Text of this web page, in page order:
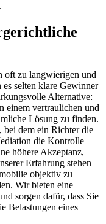
oft zu langwierigen und
selten klare Gewinner
Alternative:
einem vertraulichen und
Lösung zu finden.
bei dem ein Richter die
die Kontrolle
höhere Akzeptanz,
Erfahrung stehen
objektiv zu
Wir bieten eine
sorgen dafür, dass Sie
Belastungen eines